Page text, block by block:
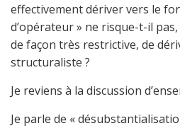
effectivement dériver vers le
d’opérateur » ne risque-t-il pas,
de façon très restrictive, de
structuraliste ?
Je reviens à la discussion
Je parle de «